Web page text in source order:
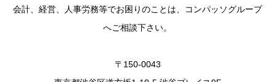
会計、経営、人事労務等でお困りのことは、コンパッソグループ
へご相談下さい。
〒150-0043